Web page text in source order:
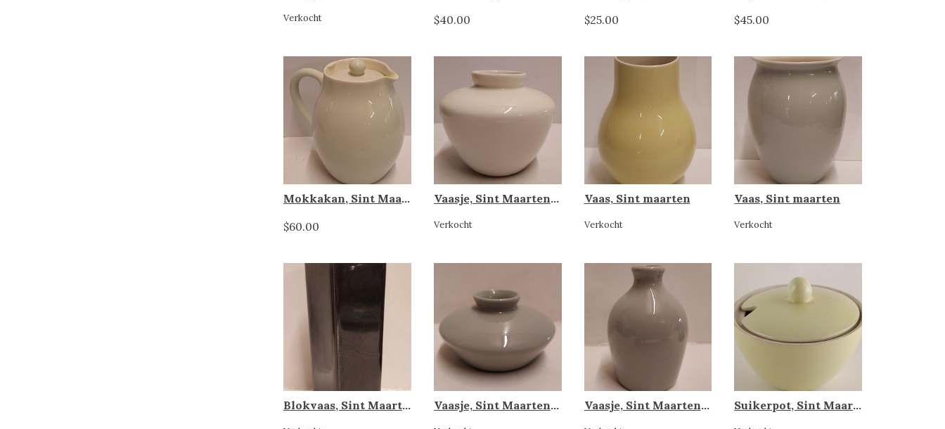
Verkocht
$40.00
$25.00
$45.00
Mokkakan, Sint Maarten
$60.00
Vaasje, Sint Maarten porselein Rhenen.
Verkocht
Vaas, Sint maarten
Verkocht
Vaas, Sint maarten
Verkocht
Blokvaas, Sint Maarten porselein Vaasje, Sint Maarten porselein Vaasje, Sint Maarten porselein Suikerpot, Sint Maarten Porselein Rhenen